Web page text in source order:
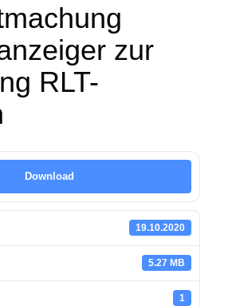
zur
RLT-
Download
19.10.2020
5.27 MB
1